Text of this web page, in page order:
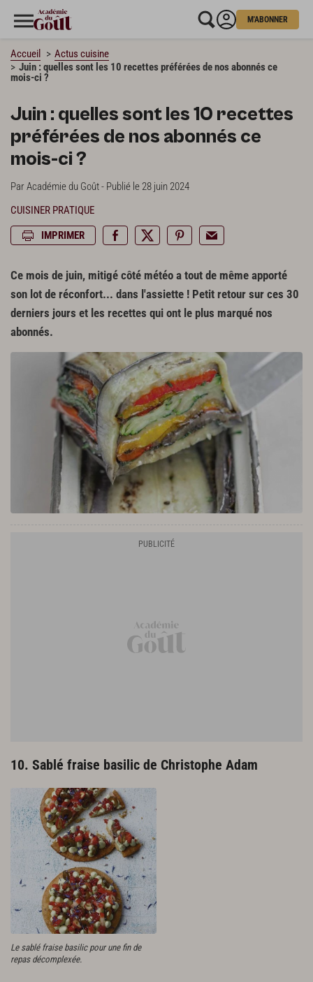
M'ABONNER
Accueil
Actus cuisine
Juin : quelles sont les 10 recettes préférées de nos abonnés ce
mois-ci ?
Juin : quelles sont les 10 recettes
préférées de nos abonnés ce
mois-ci ?
Par Académie du Goût - Publié le 28 juin 2024
CUISINER PRATIQUE
IMPRIMER
Ce mois de juin, mitigé côté météo a tout de même apporté
son lot de réconfort... dans l'assiette ! Petit retour sur ces 30
derniers jours et les recettes qui ont le plus marqué nos
abonnés.
10. Sablé fraise basilic de Christophe Adam
Le sablé fraise basilic pour une fin de
repas décomplexée.